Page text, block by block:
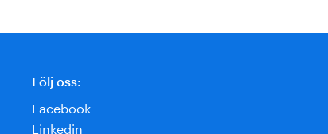
Följ oss:
Facebook
Linkedin